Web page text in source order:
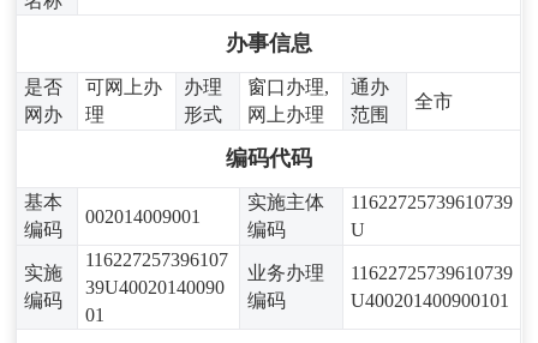
办事信息
是否
网办
可网上办
理
办理
形式
窗口办理,
网上办理
通办
范围
全市
编码代码
基本
编码
002014009001
实施主体
编码
11622725739610739
U
实施
编码
116227257396107
39U40020140090
01
业务办理
编码
11622725739610739
U400201400900101